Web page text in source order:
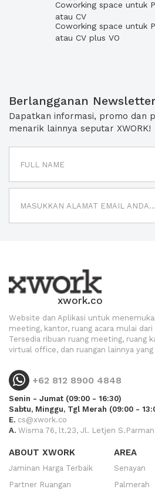
Coworking space untuk
atau CV
Coworking space untuk
atau CV plus VO
Berlangganan
Dapatkan informasi, promo dan
menarik lainnya seputar XWORK!
xwork.co
Website dan Aplikasi untuk
meeting, kantor, ruang acara mulai
Tersedia ribuan ruang meeting, ruang
virtual office, dan ruangan lainnya
+62 812 8900 4848
Senin - Jumat (09:00 - 16:30)
Sabtu, Minggu, Tgl Merah (09:00 -
E. cs@xwork.co
A. Wisma 76, lt.23, Jl. Letjen S.Parman
ABOUT XWORK
Jaminan Harga Terbaik
Partner Ruangan
AREA
Senayan
Palmerah